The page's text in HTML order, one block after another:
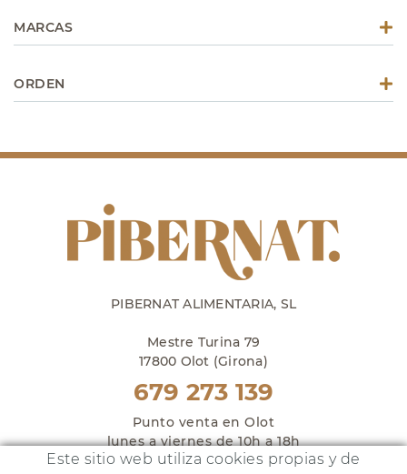
MARCAS
ORDEN
PIBERNAT ALIMENTARIA, SL
Mestre Turina 79
17800 Olot (Girona)
679 273 139
Punto venta en Olot
lunes a viernes de 10h a 18h
y sábados de 10h a 14h
Este sitio web utiliza cookies propias y de